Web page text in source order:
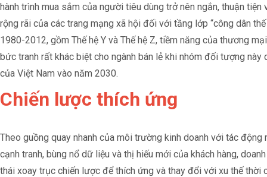
hành trình mua sắm của người tiêu dùng trở nên ngắn, thuận
rộng rãi của các trang mạng xã hội đối với tầng lớp “công dân
1980-2012, gồm Thế hệ Y và Thế hệ Z, tiềm năng của thương
bức tranh rất khác biệt cho ngành bán lẻ khi nhóm đối tượng
của Việt Nam vào năm 2030.
Chiến lược thích ứng
Theo guồng quay nhanh của môi trường kinh doanh với tác
cạnh tranh, bùng nổ dữ liệu và thị hiếu mới của khách hàng,
thái xoay trục chiến lược để thích ứng và thay đổi với xu thế thời